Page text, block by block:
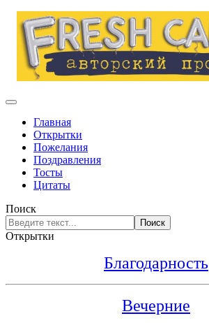
Главная
Открытки
Пожелания
Поздравления
Тосты
Цитаты
Поиск
Поиск
Открытки
Благодарность
Вечерние